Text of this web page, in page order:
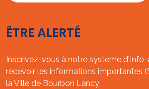
ÊTRE ALERTÉ
Inscrivez-vous à notre système
recevoir les informations importantes
la Ville de Bourbon Lancy